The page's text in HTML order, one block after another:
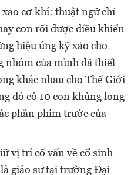
cơ khí: thuật ngữ chỉ
con rối được điều khiển
hiệu ứng kỹ xảo cho
nhóm của mình đã thiết
khác nhau cho Thế Giới
đó có 10 con khủng long
phần phim trước của
vị trí cố vấn về cổ sinh
giáo sư tại trường Đại